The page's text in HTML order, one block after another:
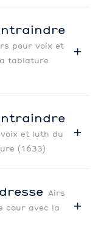
pour voix et
tablature
et luth du
(1633)
Airs
cour avec la